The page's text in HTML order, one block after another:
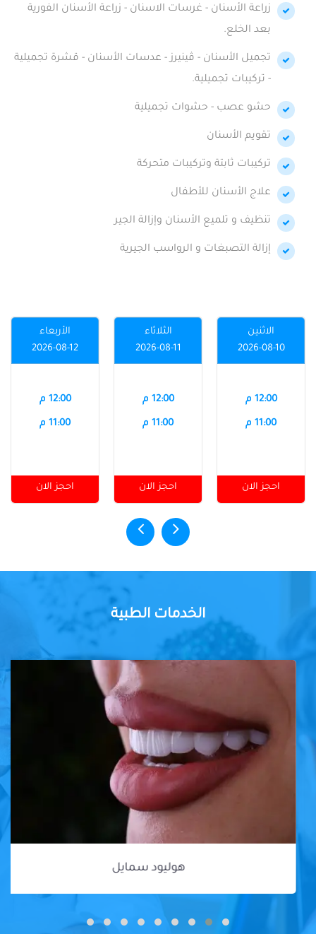
زراعة الأسنان - غرسات الاسنان - زراعة الأسنان الفورية
بعد الخلع.
تجميل الأسنان - ڤينيرز - عدسات الأسنان - قشرة تجميلية
- تركيبات تجميلية.
حشو عصب - حشوات تجميلية
تقويم الأسنان
تركيبات ثابتة وتركيبات متحركة
علاج الأسنان للأطفال
تنظيف و تلميع الأسنان وإزالة الجير
إزالة التصبغات و الرواسب الجيرية
الاثنين
2026-08-10
12:00 م
11:00 م
احجز الان
الثلاثاء
2026-08-11
12:00 م
11:00 م
احجز الان
الأربعاء
2026-08-12
12:00 م
11:00 م
احجز الان
الخدمات الطبية
هوليود سمايل